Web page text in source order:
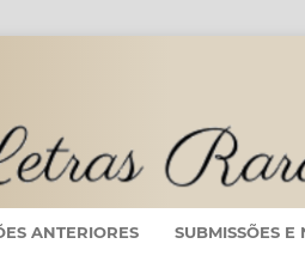
ANTERIORES SUBMISSÕES E